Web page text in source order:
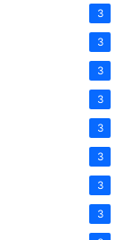
3
3
3
3
3
3
3
3